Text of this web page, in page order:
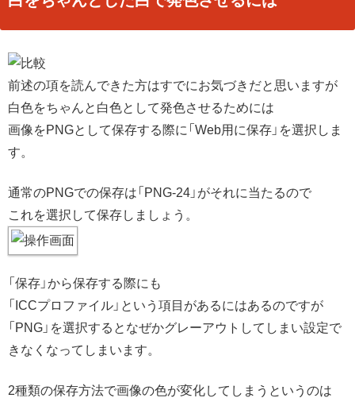
前述の項を読んできた方はすでにお気づきだと思いますが
白色をちゃんと白色として発色させるためには
画像をPNGとして保存する際に「Web用に保存」を選択しま
す。
通常のPNGでの保存は「PNG-24」がそれに当たるので
これを選択して保存しましょう。
「保存」から保存する際にも
「ICCプロファイル」という項目があるにはあるのですが
「PNG」を選択するとなぜかグレーアウトしてしまい設定で
きなくなってしまいます。
2種類の保存方法で画像の色が変化してしまうというのは